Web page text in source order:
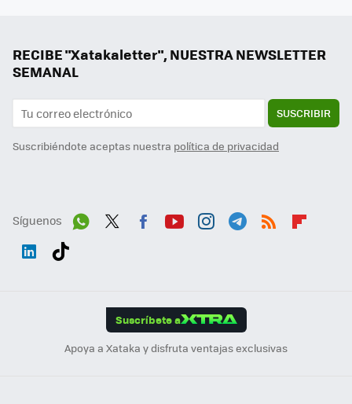
RECIBE "Xatakaletter", NUESTRA NEWSLETTER
SEMANAL
SUSCRIBIR
Suscribiéndote aceptas nuestra política de privacidad
Síguenos
Suscríbete a
Apoya a Xataka y disfruta ventajas exclusivas